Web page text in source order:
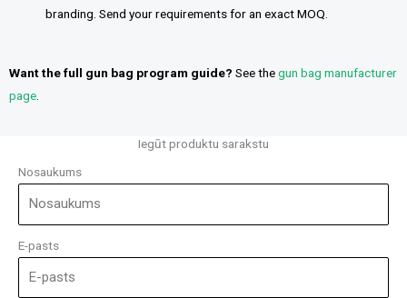
branding. Send your requirements for an exact MOQ.
Want the full gun bag program guide? See thegun bag manufacturer
page
Iegūt produktu sarakstu
Nosaukums
E-pasts